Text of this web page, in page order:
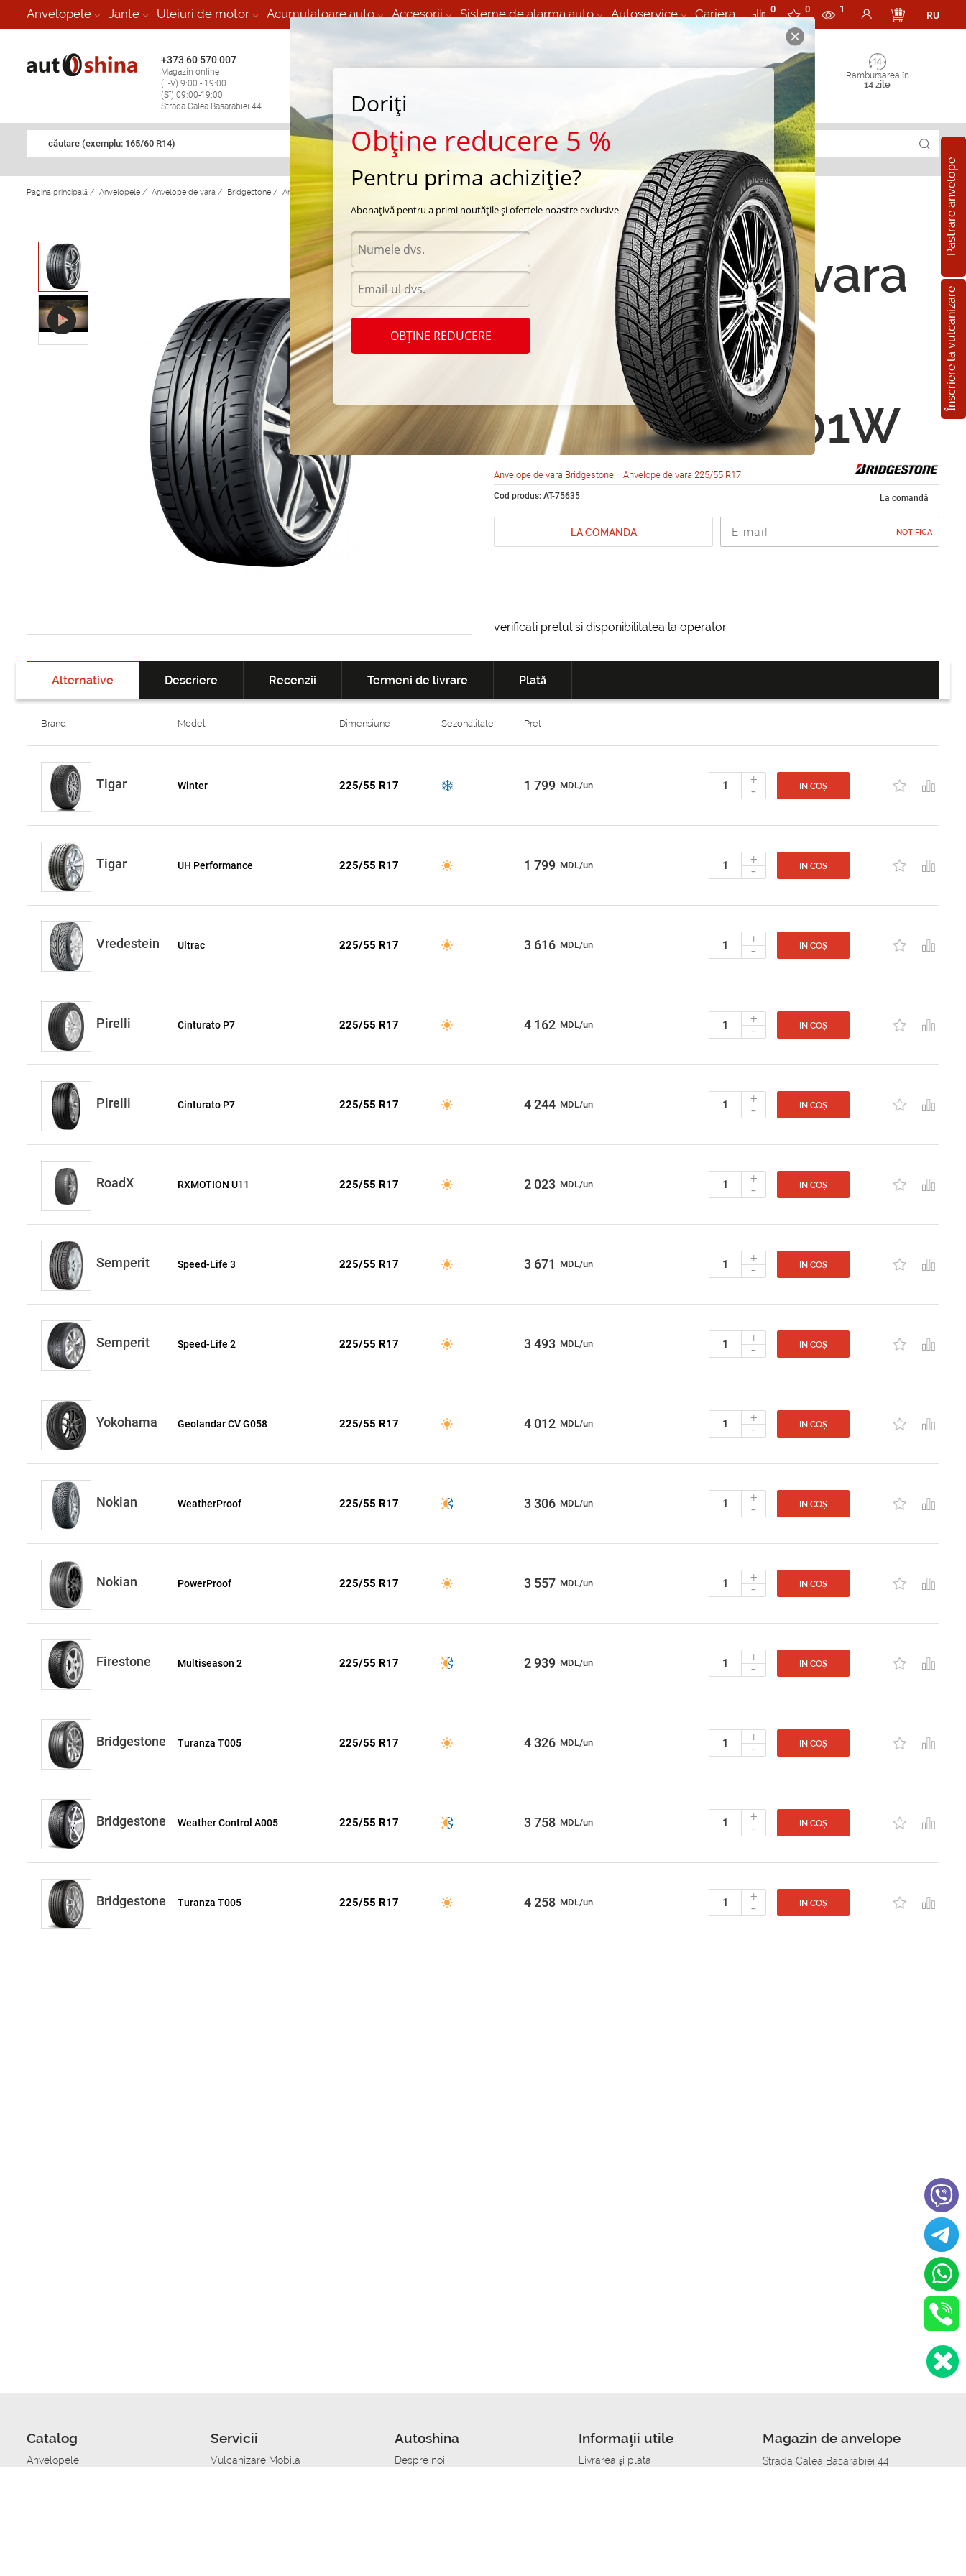
Anvelopele Jante Uleiuri de motor Acumulatoare auto Accesorii Sisteme de alarma auto Autoservice Cariera 0 0 1
RU
+373 60 570 007
Magazin online
(L-V) 9:00 - 19:00
(Sî) 09:00-19:00
Strada Calea Basarabiei 44
Vulcanizare Mobila 24/7 non
Rambursarea în
14 zile
căutare (exemplu: 165/60 R14)
Pastrare anvelope
Înscriere la vulcanizare
Pagina principală / Anvelopele / Anvelope de vara / Bridgestone / Anvelope de vara Bridgestone Potenza S001 Bridgestone Potenza S001 225/55 R17 101W
Anvelope de vara
Bridgestone
Potenza S001
225/55 R17 101W
Anvelope de vara Bridgestone Anvelope de vara 225/55 R17
Cod produs: AT-75635 La comandă
LA COMANDA NOTIFICA
verificati pretul si disponibilitatea la operator
Alternative Descriere Recenzii Termeni de livrare Plată
Brand Model Dimensiune Sezonalitate Pret
Tigar Winter 225/55 R17 1 799 MDL/un +
- IN COȘ
Tigar UH Performance 225/55 R17 1 799 MDL/un +
- IN COȘ
Vredestein Ultrac 225/55 R17 3 616 MDL/un +
- IN COȘ
Pirelli Cinturato P7 225/55 R17 4 162 MDL/un +
- IN COȘ
Pirelli Cinturato P7 225/55 R17 4 244 MDL/un +
- IN COȘ
RoadX RXMOTION U11 225/55 R17 2 023 MDL/un +
- IN COȘ
Semperit Speed-Life 3 225/55 R17 3 671 MDL/un +
- IN COȘ
Semperit Speed-Life 2 225/55 R17 3 493 MDL/un +
- IN COȘ
Yokohama Geolandar CV G058 225/55 R17 4 012 MDL/un +
- IN COȘ
Nokian WeatherProof 225/55 R17 3 306 MDL/un +
- IN COȘ
Nokian PowerProof 225/55 R17 3 557 MDL/un +
- IN COȘ
Firestone Multiseason 2 225/55 R17 2 939 MDL/un +
- IN COȘ
Bridgestone Turanza T005 225/55 R17 4 326 MDL/un +
- IN COȘ
Bridgestone Weather Control A005 225/55 R17 3 758 MDL/un +
- IN COȘ
Bridgestone Turanza T005 225/55 R17 4 258 MDL/un +
- IN COȘ
Catalog
Anvelopele
Servicii
Vulcanizare Mobila
Autoshina
Despre noi
Informații utile
Livrarea şi plata
Magazin de anvelope
Strada Calea Basarabiei 44
Doriți
Obține reducere 5 %
Pentru prima achiziție?
Abonațivă pentru a primi noutățile și ofertele noastre exclusive
OBȚINE REDUCERE